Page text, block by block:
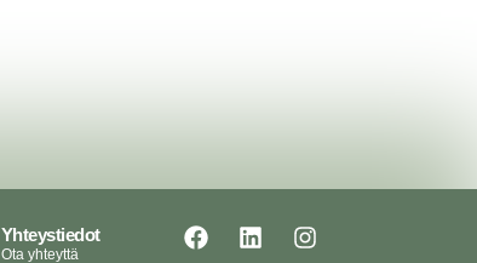
Yhteystiedot
Ota yhteyttä